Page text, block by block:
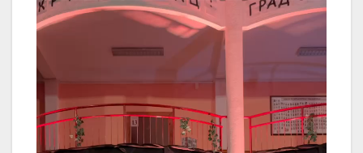
Video
Player